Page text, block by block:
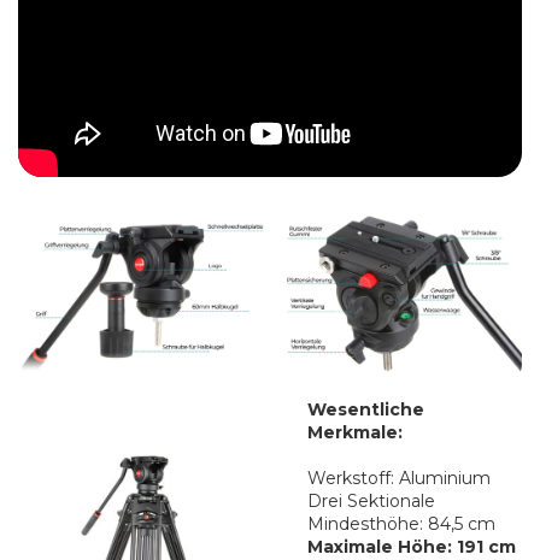
Wesentliche
Merkmale:
Werkstoff: Aluminium
Drei Sektionale
Mindesthöhe: 84,5 cm
Maximale Höhe: 191 cm